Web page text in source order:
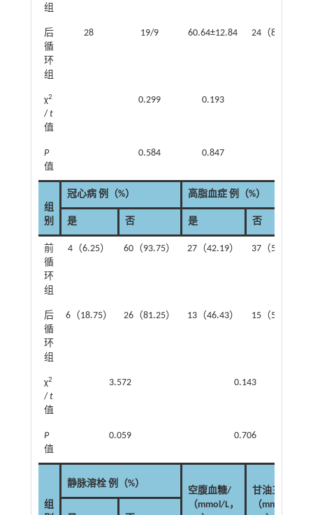
组
后
循
环
组
28 19/9 60.64±12.84 24（85.71）
χ2
/ t
值
0.299 0.193
P
值
0.584 0.847
组
别
冠心病 例（%） 高脂血症 例（%）
是 否 是 否
前
循
环
组
4（6.25） 60（93.75） 27（42.19） 37（57.81）
后
循
环
组
6（18.75） 26（81.25） 13（46.43） 15（53.57）
χ2
/ t
值
3.572 0.143
P
值
0.059 0.706
组
静脉溶栓 例（%）
空腹血糖/
（mmol/L，
甘油三酯/
（mmol/L，